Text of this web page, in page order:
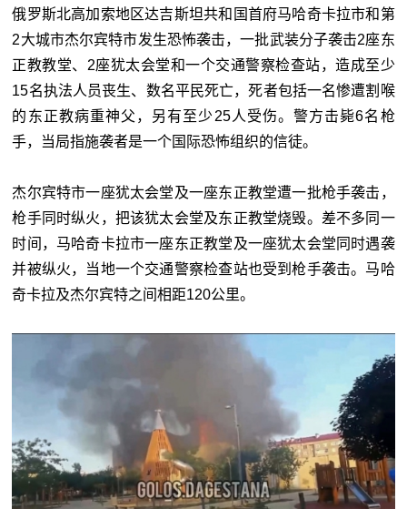
俄罗斯北高加索地区达吉斯坦共和国首府马哈奇卡拉市和第
2大城市杰尔宾特市发生恐怖袭击，一批武装分子袭击2座东
正教教堂、2座犹太会堂和一个交通警察检查站，造成至少
15名执法人员丧生、数名平民死亡，死者包括一名惨遭割喉
的东正教病重神父，另有至少25人受伤。警方击毙6名枪
手，当局指施袭者是一个国际恐怖组织的信徒。
杰尔宾特市一座犹太会堂及一座东正教堂遭一批枪手袭击，
枪手同时纵火，把该犹太会堂及东正教堂烧毁。差不多同一
时间，马哈奇卡拉市一座东正教堂及一座犹太会堂同时遇袭
并被纵火，当地一个交通警察检查站也受到枪手袭击。马哈
奇卡拉及杰尔宾特之间相距120公里。